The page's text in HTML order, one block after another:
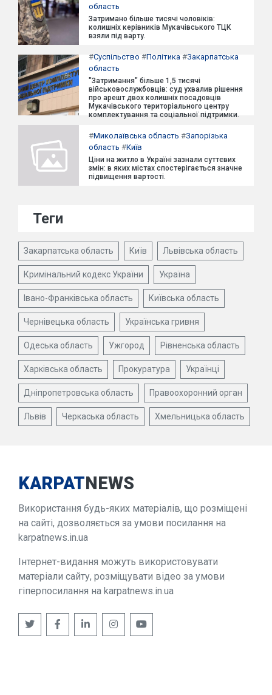
область
Затримано більше тисячі чоловіків:
колишніх керівників Мукачівського ТЦК
взяли під варту.
#Суспільство #Політика #Закарпатська
область
"Затримання" більше 1,5 тисячі
військовослужбовців: суд ухвалив рішення
про арешт двох колишніх посадовців
Мукачівського територіального центру
комплектування та соціальної підтримки.
#Миколаївська область #Запорізька
область #Київ
Ціни на житло в Україні зазнали суттєвих
змін: в яких містах спостерігається значне
підвищення вартості.
Теги
Закарпатська область Київ Львівська область
Кримінальний кодекс України Україна
Івано-Франківська область Київська область
Чернівецька область Українська гривня
Одеська область Ужгород Рівненська область
Харківська область Прокуратура Українці
Дніпропетровська область Правоохоронний орган
Львів Черкаська область Хмельницька область
KARPATNEWS
Використання будь-яких матеріалів, що розміщені
на сайті, дозволяється за умови посилання на
karpatnews.in.ua
Інтернет-видання можуть використовувати
матеріали сайту, розміщувати відео за умови
гіперпосилання на karpatnews.in.ua